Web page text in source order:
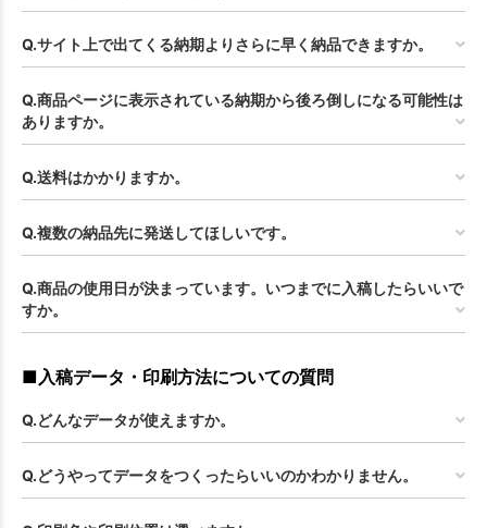
Q.サイト上で出てくる納期よりさらに早く納品できますか。
Q.商品ページに表示されている納期から後ろ倒しになる可能性は
ありますか。
Q.送料はかかりますか。
Q.複数の納品先に発送してほしいです。
Q.商品の使用日が決まっています。いつまでに入稿したらいいで
すか。
■入稿データ・印刷方法についての質問
Q.どんなデータが使えますか。
Q.どうやってデータをつくったらいいのかわかりません。